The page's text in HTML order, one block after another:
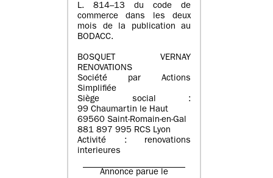
L. 814–13 du code de
commerce dans les deux
mois de la publication au
BODACC.
BOSQUET VERNAY
RENOVATIONS
Société par Actions
Simplifiée
Siège social :
99 Chaumartin le Haut
69560 Saint-Romain-en-Gal
881 897 995 RCS Lyon
Activité : renovations
interieures
Annonce parue le